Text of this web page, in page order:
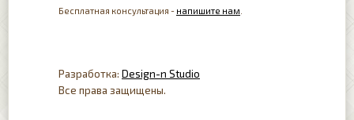
Бесплатная консультация - напишите нам
Разработка: Design-n Studio
Все права защищены.